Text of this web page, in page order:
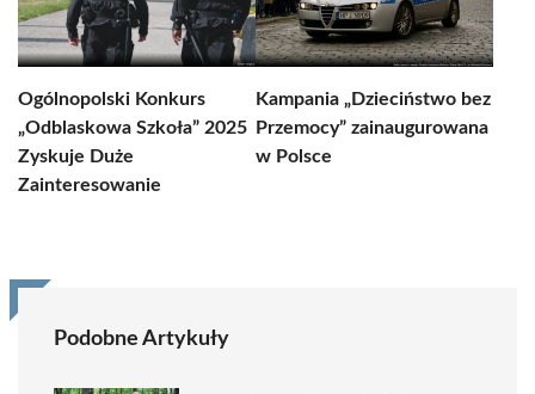
Ogólnopolski Konkurs
„Odblaskowa Szkoła” 2025
Zyskuje Duże
Zainteresowanie
Kampania „Dzieciństwo bez
Przemocy” zainaugurowana
w Polsce
Podobne Artykuły